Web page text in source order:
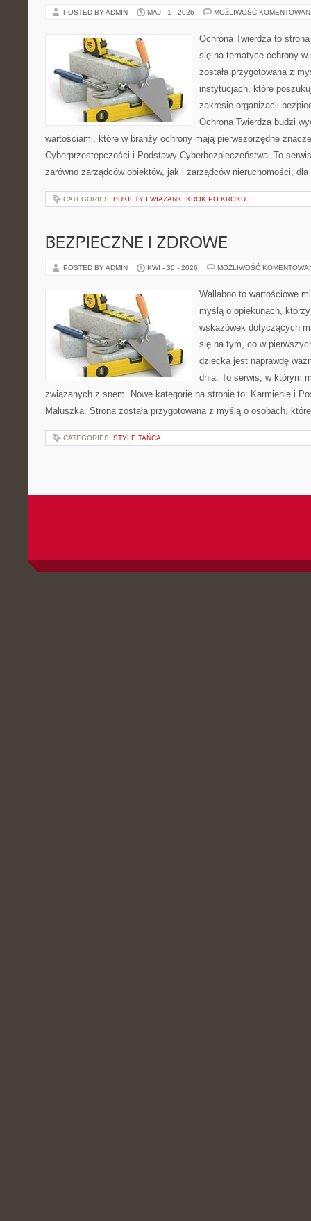
POSTED BY ADMIN MAJ - 1 - 2026 MOŻLIWOŚĆ
Ochrona Twierdza to
się na tematyce ochrony
została przygotowana z
instytucjach, które
zakresie organizacji
Ochrona Twierdza budzi
wartościami, które w branży ochrony mają pierwszorzędne
Cyberprzestępczości i Podstawy Cyberbezpieczeństwa. To
zarówno zarządców obiektów, jak i zarządców nieruchomości,
CATEGORIES: BUKIETY I WIĄZANKI KROK PO KROKU
BEZPIECZNE I ZDROWE
POSTED BY ADMIN KWI - 30 - 2026 MOŻLIWOŚĆ
Wallaboo to wartościowe
myślą o opiekunach,
wskazówek dotyczących
się na tym, co w
dziecka jest naprawdę
dnia. To serwis, w którym
związanych z snem. Nowe kategorie na stronie to: Karmienie i
Maluszka. Strona została przygotowana z myślą o osobach,
CATEGORIES: STYLE TAŃCA